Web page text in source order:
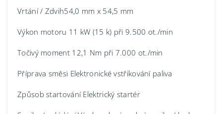
Vrtání / Zdvih54,0 mm x 54,5 mm
Výkon motoru 11 kW (15 k) při 9.500 ot./min
Točivý moment 12,1 Nm při 7.000 ot./min
Příprava směsi Elektronické vstřikování paliva
Způsob startování Elektrický startér